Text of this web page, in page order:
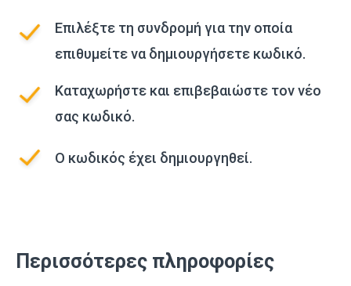
Επιλέξτε τη συνδρομή για την οποία
επιθυμείτε να δημιουργήσετε κωδικό.
Καταχωρήστε και επιβεβαιώστε τον νέο
σας κωδικό.
Ο κωδικός έχει δημιουργηθεί.
Περισσότερες πληροφορίες